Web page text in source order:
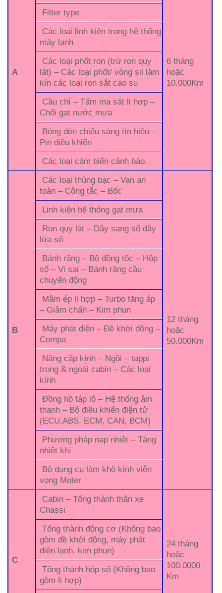
A
6 tháng
hoặc
10.000Km
Filter type
Các loại linh kiện trong hệ thống
máy lạnh
Các loại phốt ron (trừ ron quy
lát) – Các loại phốt/ vòng sil làm
kín các loại ron sắt cao su
Cầu chì – Tấm ma sát li hợp –
Chổi gạt nước mưa
Bóng đèn chiếu sáng tín hiệu –
Pin điều khiển
Các loại cảm biến cảnh báo.
B
Các loại thùng bạc – Van an
toàn – Công tắc – Bốc
12 tháng
hoặc
50.000Km
Linh kiện hệ thống gạt mưa
Ron quy lát – Dây sang số dây
lừa số
Bánh răng – Bộ đồng tốc – Hộp
số – Vi sai – Bánh răng cầu
chuyển động
Mâm ép li hợp – Turbo tăng áp
– Giảm chấn – Kim phun
Máy phát điện – Đề khởi động –
Compa
Nâng cấp kính – Ngồi – tappi
trong & ngoài cabin – Các loại
kính
Đồng hồ táp lô – Hệ thống âm
thanh – Bộ điều khiển điện tử
(ECU,ABS, ECM, CAN, BCM)
Phương pháp nạp nhiệt – Tăng
nhiệt khí
Bộ dụng cụ làm khô kính viễn
vọng Moter
C
Cabin – Tổng thành thân xe
Chassi
24 tháng
hoặc
100.0000
Km
Tổng thành động cơ (Không bao
gồm đề khởi động, máy phát
điện lạnh, kim phun)
Tổng thành hộp số (Không bao
gồm li hợp)